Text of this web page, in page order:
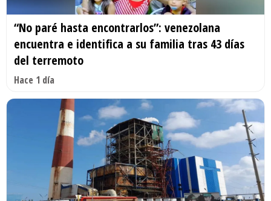
“No paré hasta encontrarlos”: venezolana
encuentra e identifica a su familia tras 43 días
del terremoto
Hace 1 día